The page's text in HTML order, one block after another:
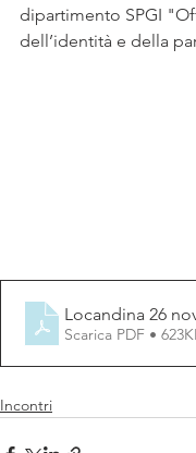
dipartimento SPGI
dell’identità e della
Locandina 26
Scarica PDF •
Incontri